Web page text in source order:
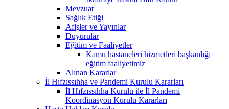
Mevzuat
Sağlık Etiği
Afişler ve Yayınlar
Duyurular
Eğitim ve Faaliyetler
Kamu hastaneleri hizmetleri başkanlığı
eğitim faaliyetimiz
Alınan Kararlar
İl Hıfzıssıhha ve Pandemi Kurulu Kararları
İl Hıfzıssıhha Kurulu ile İl Pandemi
Koordinasyon Kurulu Kararları